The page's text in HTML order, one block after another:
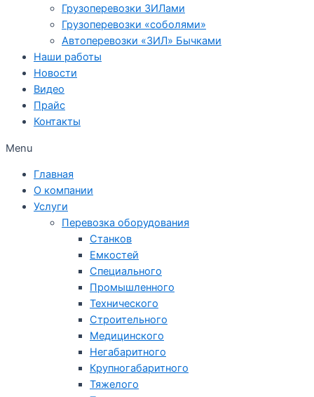
Грузоперевозки ЗИЛами
Грузоперевозки «соболями»
Автоперевозки «ЗИЛ» Бычками
Наши работы
Новости
Видео
Прайс
Контакты
Menu
Главная
О компании
Услуги
Перевозка оборудования
Станков
Емкостей
Специального
Промышленного
Технического
Строительного
Медицинского
Негабаритного
Крупногабаритного
Тяжелого